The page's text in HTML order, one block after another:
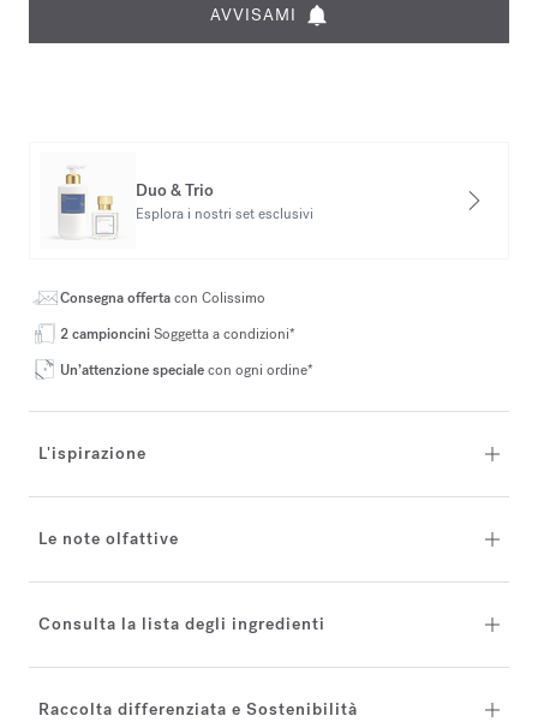
AVVISAMI
Duo & Trio
Esplora i nostri set esclusivi
Consegna offertacon Colissimo
2 campionciniSoggetta a condizioni*
Un’attenzione specialecon ogni ordine*
L'ispirazione
Le note olfattive
Consulta la lista degli ingredienti
Raccolta differenziata e Sostenibilità